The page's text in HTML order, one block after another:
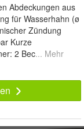
Abdeckungen aus
für Wasserhahn (ø
Zündung
Kurze
2 Bec... Mehr